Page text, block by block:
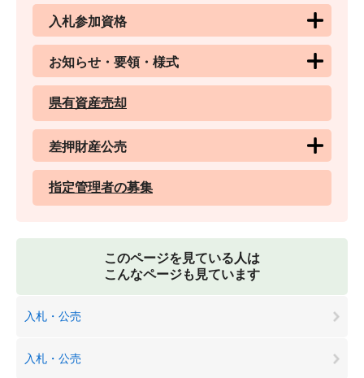
入札参加資格
お知らせ・要領・様式
県有資産売却
差押財産公売
指定管理者の募集
このページを見ている人は
こんなページも見ています
入札・公売
入札・公売